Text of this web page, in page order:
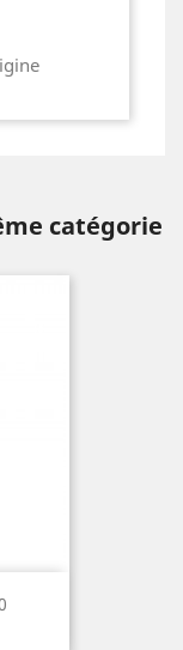
catégorie